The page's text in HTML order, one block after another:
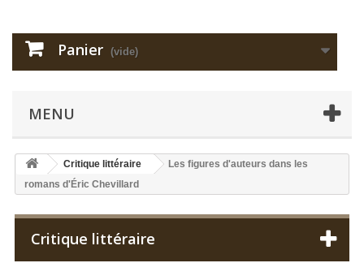
Panier (vide)
MENU
Critique littéraire
Les figures d'auteurs dans les
romans d'Éric Chevillard
Critique littéraire